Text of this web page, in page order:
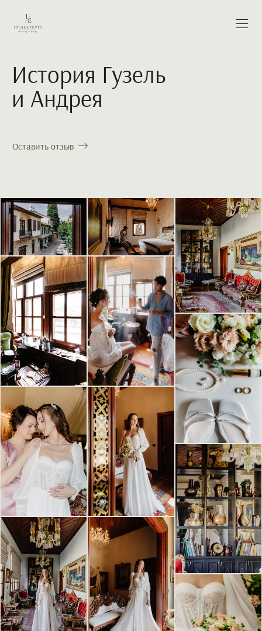
История Гузель
и Андрея
Оставить отзыв